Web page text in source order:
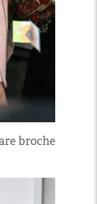
broche